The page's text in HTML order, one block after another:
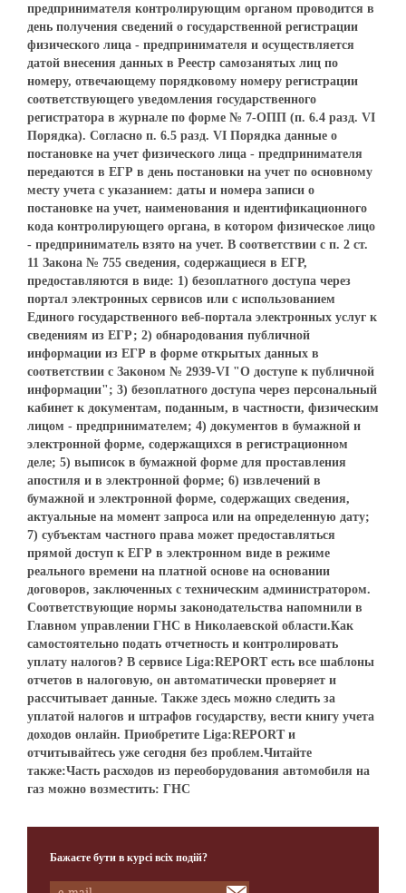
предпринимателя контролирующим органом проводится в
день получения сведений о государственной регистрации
физического лица - предпринимателя и осуществляется
датой внесения данных в Реестр самозанятых лиц по
номеру, отвечающему порядковому номеру регистрации
соответствующего уведомления государственного
регистратора в журнале по форме № 7-ОПП (п. 6.4 разд. VI
Порядка). Согласно п. 6.5 разд. VI Порядка данные о
постановке на учет физического лица - предпринимателя
передаются в ЕГР в день постановки на учет по основному
месту учета с указанием: даты и номера записи о
постановке на учет, наименования и идентификационного
кода контролирующего органа, в котором физическое лицо
- предприниматель взято на учет. В соответствии с п. 2 ст.
11 Закона № 755 сведения, содержащиеся в ЕГР,
предоставляются в виде: 1) безоплатного доступа через
портал электронных сервисов или с использованием
Единого государственного веб-портала электронных услуг к
сведениям из ЕГР; 2) обнародования публичной
информации из ЕГР в форме открытых данных в
соответствии с Законом № 2939-VI "О доступе к публичной
информации"; 3) безоплатного доступа через персональный
кабинет к документам, поданным, в частности, физическим
лицом - предпринимателем; 4) документов в бумажной и
электронной форме, содержащихся в регистрационном
деле; 5) выписок в бумажной форме для проставления
апостиля и в электронной форме; 6) извлечений в
бумажной и электронной форме, содержащих сведения,
актуальные на момент запроса или на определенную дату;
7) субъектам частного права может предоставляться
прямой доступ к ЕГР в электронном виде в режиме
реального времени на платной основе на основании
договоров, заключенных с техническим администратором.
Соответствующие нормы законодательства напомнили в
Главном управлении ГНС в Николаевской области.Как
самостоятельно подать отчетность и контролировать
уплату налогов? В сервисе Liga:REPORT есть все шаблоны
отчетов в налоговую, он автоматически проверяет и
рассчитывает данные. Также здесь можно следить за
уплатой налогов и штрафов государству, вести книгу учета
доходов онлайн. Приобретите Liga:REPORT и
отчитывайтесь уже сегодня без проблем.Читайте
также:Часть расходов из переоборудования автомобиля на
газ можно возместить: ГНС
Бажаєте бути в курсі всіх подій?